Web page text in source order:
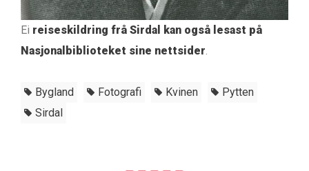
Ei reiseskildring frå Sirdal kan også lesast på
Nasjonalbiblioteket sine nettsider
Bygland Fotografi Kvinen
Pytten
Sirdal